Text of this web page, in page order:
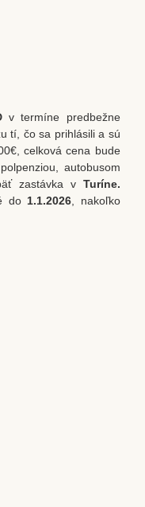
v termíne predbežne
tí, čo sa prihlásili a sú
celková cena bude
autobusom
zastávka v Turíne.
do 1.1.2026 , nakoľko